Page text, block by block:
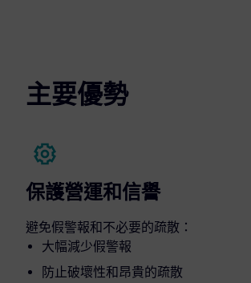
主要優勢
保護營運和信譽
避免假警報和不必要的疏散：
大幅減少假警報
防止破壞性和昂貴的疏散